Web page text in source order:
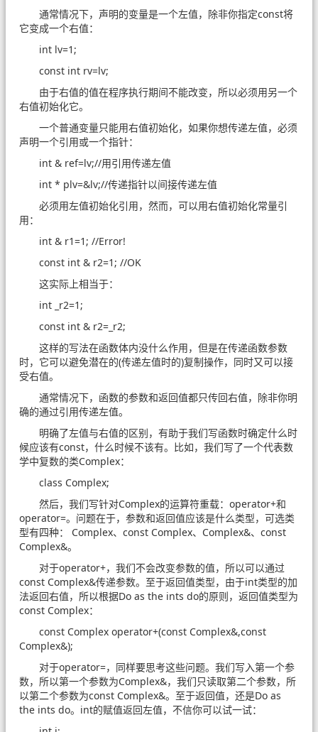
通常情况下，声明的变量是一个左值，除非你指定const将
它变成一个右值：
int lv=1;
const int rv=lv;
由于右值的值在程序执行期间不能改变，所以必须用另一个
右值初始化它。
一个普通变量只能用右值初始化，如果你想传递左值，必须
声明一个引用或一个指针：
int & ref=lv;//用引用传递左值
int * plv=&lv;//传递指针以间接传递左值
必须用左值初始化引用，然而，可以用右值初始化常量引
用：
int & r1=1; //Error!
const int & r2=1; //OK
这实际上相当于：
int _r2=1;
const int & r2=_r2;
这样的写法在函数体内没什么作用，但是在传递函数参数
时，它可以避免潜在的(传递左值时的)复制操作，同时又可以接
受右值。
通常情况下，函数的参数和返回值都只传回右值，除非你明
确的通过引用传递左值。
明确了左值与右值的区别，有助于我们写函数时确定什么时
候应该有const，什么时候不该有。比如，我们写了一个代表数
学中复数的类Complex：
class Complex;
然后，我们写针对Complex的运算符重载：operator+和
operator=。问题在于，参数和返回值应该是什么类型，可选类
型有四种： Complex、const Complex、Complex&、const
Complex&。
对于operator+，我们不会改变参数的值，所以可以通过
const Complex&传递参数。至于返回值类型，由于int类型的加
法返回右值，所以根据Do as the ints do的原则，返回值类型为
const Complex：
const Complex operator+(const Complex&,const
Complex&);
对于operator=，同样要思考这些问题。我们写入第一个参
数，所以第一个参数为Complex&，我们只读取第二个参数，所
以第二个参数为const Complex&。至于返回值，还是Do as
the ints do。int的赋值返回左值，不信你可以试一试：